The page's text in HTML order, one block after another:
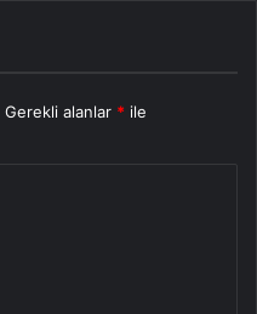
Gerekli alanlar * ile